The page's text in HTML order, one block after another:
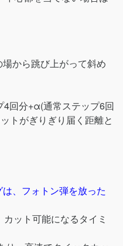
から跳び上がって斜め
4回分+α(通常ステップ6回
トがぎりぎり届く距離と
、フォトン弾を放った
ット可能になるタイミ